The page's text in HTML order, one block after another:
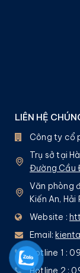
LIÊN HỆ
Công ty cổ
Trụ sở tại
Đường Cầu
Văn phòng
Kiến An, Hải
Website :
Email:
Hotline 1 :
Hotline 2 :